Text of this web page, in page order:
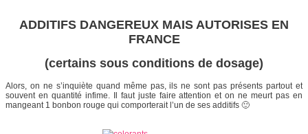
ADDITIFS DANGEREUX MAIS AUTORISES EN
FRANCE
(certains sous conditions de dosage)
Alors, on ne s’inquiète quand même pas, ils ne sont pas présents partout et
souvent en quantité infime. Il faut juste faire attention et on ne meurt pas en
mangeant 1 bonbon rouge qui comporterait l’un de ses additifs 🙂